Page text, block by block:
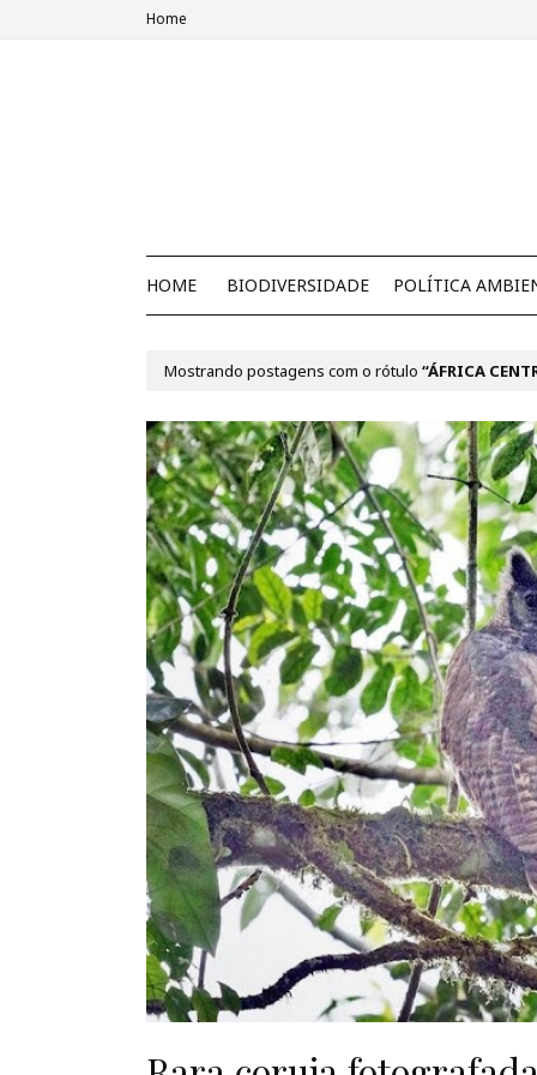
Home
HOME BIODIVERSIDADE POLÍTICA
Mostrando postagens com o rótulo ÁFRICA